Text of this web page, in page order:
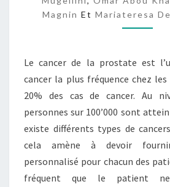
I
N
F
Magnin Et Mariateresa
Le cancer de la prostate est
cancer la plus fréquence chez
20% des cas de cancer. Au
personnes sur 100’000 sont
existe différents types de
cela amène à devoir
personnalisé pour chacun des
fréquent que le patient